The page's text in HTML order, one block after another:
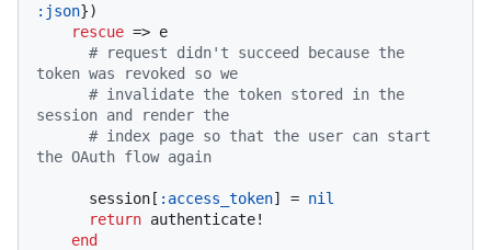
:json})
rescue => e
# request didn't succeed because the
token was revoked so we
# invalidate the token stored in the
session and render the
# index page so that the user can start
the OAuth flow again
      session[
:access_token] = nil
return authenticate!
end